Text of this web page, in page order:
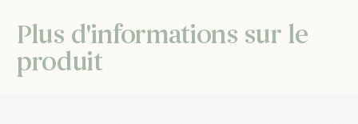
Plus d'informations sur le
produit